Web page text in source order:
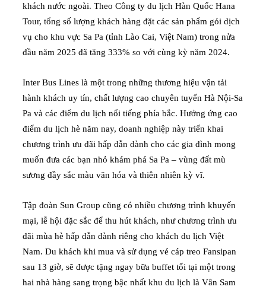
khách nước ngoài. Theo Công ty du lịch Hàn Quốc Hana
Tour, tổng số lượng khách hàng đặt các sản phẩm gói dịch
vụ cho khu vực Sa Pa (tỉnh Lào Cai, Việt Nam) trong nửa
đầu năm 2025 đã tăng 333% so với cùng kỳ năm 2024.
Inter Bus Lines là một trong những thương hiệu vận tải
hành khách uy tín, chất lượng cao chuyên tuyến Hà Nội-Sa
Pa và các điểm du lịch nổi tiếng phía bắc. Hưởng ứng cao
điểm du lịch hè năm nay, doanh nghiệp này triển khai
chương trình ưu đãi hấp dẫn dành cho các gia đình mong
muốn đưa các bạn nhỏ khám phá Sa Pa – vùng đất mù
sương đầy sắc màu văn hóa và thiên nhiên kỳ vĩ.
Tập đoàn Sun Group cũng có nhiều chương trình khuyến
mại, lễ hội đặc sắc để thu hút khách, như chương trình ưu
đãi mùa hè hấp dẫn dành riêng cho khách du lịch Việt
Nam. Du khách khi mua và sử dụng vé cáp treo Fansipan
sau 13 giờ, sẽ được tặng ngay bữa buffet tối tại một trong
hai nhà hàng sang trọng bậc nhất khu du lịch là Vân Sam